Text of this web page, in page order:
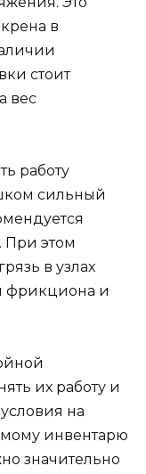
в
стоит
вес
работу
сильный
При этом
в узлах
фрикциона и
их работу и
на
инвентарю
значительно